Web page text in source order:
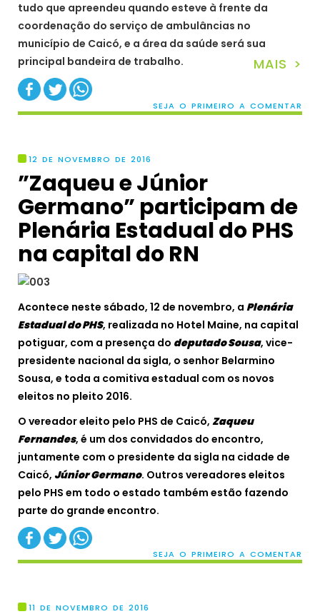
tudo que apreendeu quando esteve à frente da
coordenação do serviço de ambulâncias no
município de Caicó, e a área da saúde será sua
principal bandeira de trabalho.
MAIS >
SEJA O PRIMEIRO A COMENTAR
12 DE NOVEMBRO DE 2016
”Zaqueu e Júnior
Germano” participam de
Plenária Estadual do PHS
na capital do RN
Acontece neste sábado, 12 de novembro, a Plenária
Estadual do PHS, realizada no Hotel Maine, na capital
potiguar, com a presença do deputado Sousa, vice-
presidente nacional da sigla, o senhor Belarmino
Sousa, e toda a comitiva estadual com os novos
eleitos no pleito 2016.
O vereador eleito pelo PHS de Caicó, Zaqueu
Fernandes, é um dos convidados do encontro,
juntamente com o presidente da sigla na cidade de
Caicó, Júnior Germano. Outros vereadores eleitos
pelo PHS em todo o estado também estão fazendo
parte do grande encontro.
SEJA O PRIMEIRO A COMENTAR
11 DE NOVEMBRO DE 2016